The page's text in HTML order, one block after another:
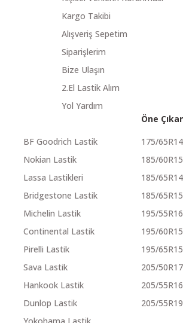
Kargo Takibi
Alışveriş Sepetim
Siparişlerim
Bize Ulaşın
2.El Lastik Alım
Yol Yardım
BF Goodrich Lastik
Nokian Lastik
Lassa Lastikleri
Bridgestone Lastik
Michelin Lastik
Continental Lastik
Pirelli Lastik
Sava Lastik
Hankook Lastik
Dunlop Lastik
Öne
175/65R14
185/60R15
185/65R14
185/65R15
195/55R16
195/60R15
195/65R15
205/50R17
205/55R16
205/55R19